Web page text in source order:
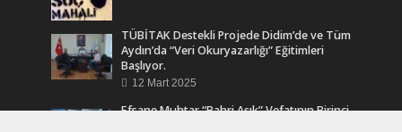
TÜBİTAK Destekli Projede Didim’de ve Tüm
Aydın’da “Veri Okuryazarlığı” Eğitimleri
Başlıyor.
12 Mart 2025
Efsane Muhtar “Bahri Aşık” Vefatının Birinci